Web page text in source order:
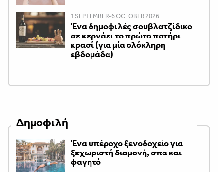
1 SEPTEMBER-6 OCTOBER 2026
Ένα δημοφιλές σουβλατζίδικο
σε κερνάει το πρώτο ποτήρι
κρασί (για μία ολόκληρη
εβδομάδα)
Δημοφιλή
Ένα υπέροχο ξενοδοχείο για
ξεχωριστή διαμονή, σπα και
φαγητό